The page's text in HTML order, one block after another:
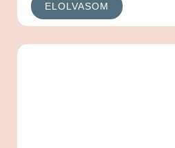
ELOLVASOM